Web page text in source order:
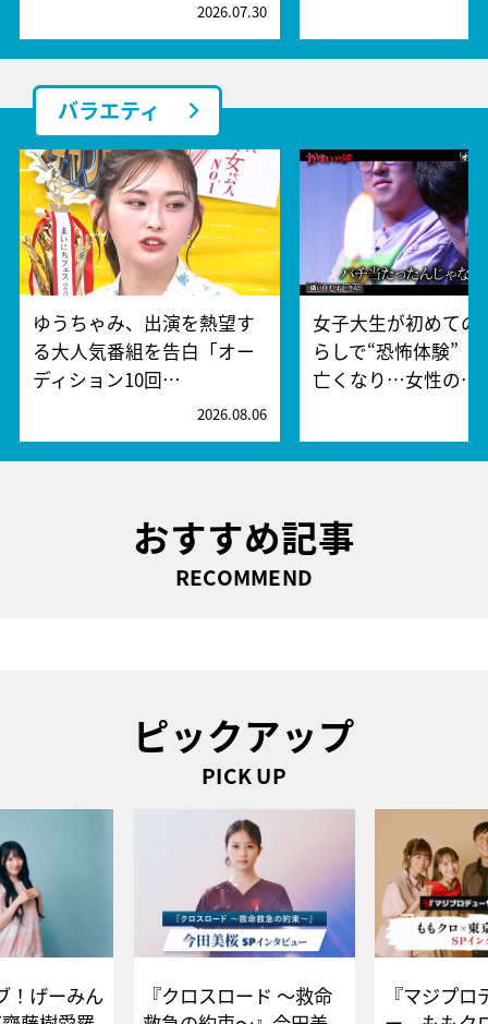
2026.07.30
バラエティ
ゆうちゃみ、出演を熱望す
る大人気番組を告白「オー
ディション10回…
2026.08.06
女子大生が初めての
らしで“恐怖体験”
亡くなり…女性の…
おすすめ記事
RECOMMEND
ピックアップ
PICK UP
！げーみん
『クロスロード ～救命
『マジプロ